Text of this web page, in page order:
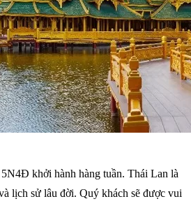
khởi hành hàng tuần. Thái Lan là
lịch sử lâu đời. Quý khách sẽ được vui